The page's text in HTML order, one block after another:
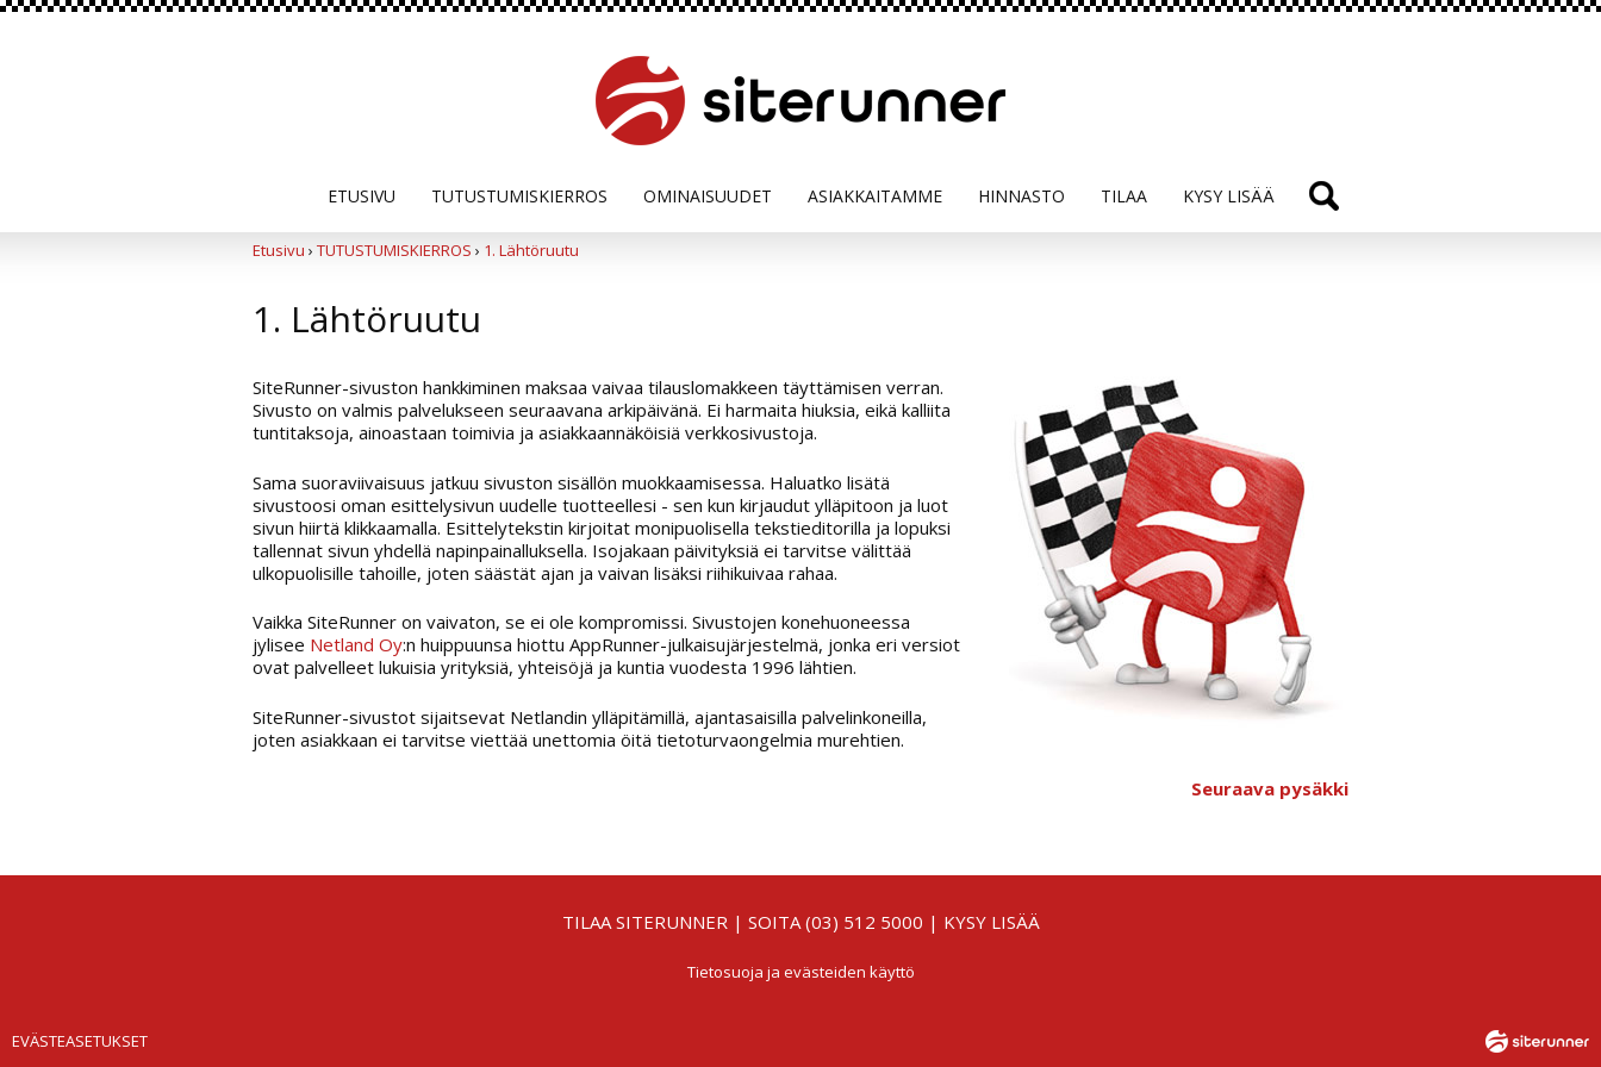
ETUSIVU TUTUSTUMISKIERROS OMINAISUUDET ASIAKKAITAMME HINNASTO TILAA KYSY LISÄÄ
Etusivu › TUTUSTUMISKIERROS › 1. Lähtöruutu
1. Lähtöruutu
SiteRunner-sivuston hankkiminen maksaa vaivaa tilauslomakkeen täyttämisen verran.
Sivusto on valmis palvelukseen seuraavana arkipäivänä. Ei harmaita hiuksia, eikä kalliita
tuntitaksoja, ainoastaan toimivia ja asiakkaannäköisiä verkkosivustoja.
Sama suoraviivaisuus jatkuu sivuston sisällön muokkaamisessa. Haluatko lisätä
sivustoosi oman esittelysivun uudelle tuotteellesi - sen kun kirjaudut ylläpitoon ja luot
sivun hiirtä klikkaamalla. Esittelytekstin kirjoitat monipuolisella tekstieditorilla ja lopuksi
tallennat sivun yhdellä napinpainalluksella. Isojakaan päivityksiä ei tarvitse välittää
ulkopuolisille tahoille, joten säästät ajan ja vaivan lisäksi riihikuivaa rahaa.
Vaikka SiteRunner on vaivaton, se ei ole kompromissi. Sivustojen konehuoneessa
jylisee Netland Oy:n huippuunsa hiottu AppRunner-julkaisujärjestelmä, jonka eri versiot
ovat palvelleet lukuisia yrityksiä, yhteisöjä ja kuntia vuodesta 1996 lähtien.
SiteRunner-sivustot sijaitsevat Netlandin ylläpitämillä, ajantasaisilla palvelinkoneilla,
joten asiakkaan ei tarvitse viettää unettomia öitä tietoturvaongelmia murehtien.
Seuraava pysäkki
TILAA SITERUNNER | SOITA (03) 512 5000 | KYSY LISÄÄ
Tietosuoja ja evästeiden käyttö
EVÄSTEASETUKSET